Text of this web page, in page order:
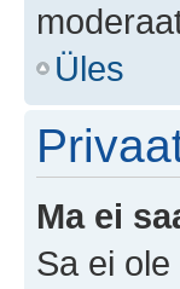
Üles
Ma ei
Sa ei